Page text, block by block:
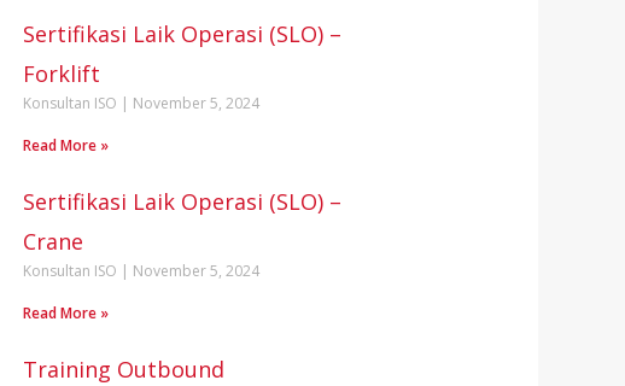
Sertifikasi Laik Operasi (SLO) –
Forklift
Konsultan ISO November 5, 2024
Read More »
Sertifikasi Laik Operasi (SLO) –
Crane
Konsultan ISO November 5, 2024
Read More »
Training Outbound